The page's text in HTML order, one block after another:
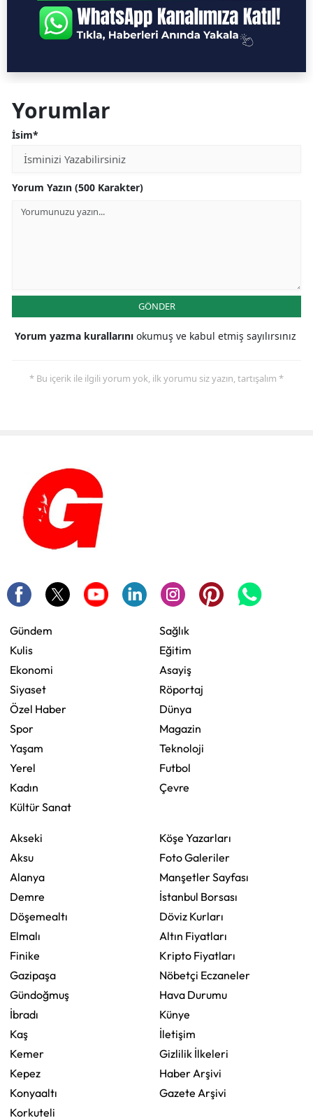
Yorumlar
İsim*
Yorum Yazın (500 Karakter)
GÖNDER
Yorum yazma kurallarını okumuş ve kabul etmiş sayılırsınız
* Bu içerik ile ilgili yorum yok, ilk yorumu siz yazın, tartışalım *
Gündem
Kulis
Ekonomi
Siyaset
Özel Haber
Spor
Yaşam
Yerel
Kadın
Kültür Sanat
Sağlık
Eğitim
Asayiş
Röportaj
Dünya
Magazin
Teknoloji
Futbol
Çevre
Akseki
Aksu
Alanya
Demre
Döşemealtı
Elmalı
Finike
Gazipaşa
Gündoğmuş
İbradı
Kaş
Kemer
Kepez
Konyaaltı
Korkuteli
Köşe Yazarları
Foto Galeriler
Manşetler Sayfası
İstanbul Borsası
Döviz Kurları
Altın Fiyatları
Kripto Fiyatları
Nöbetçi Eczaneler
Hava Durumu
Künye
İletişim
Gizlilik İlkeleri
Haber Arşivi
Gazete Arşivi